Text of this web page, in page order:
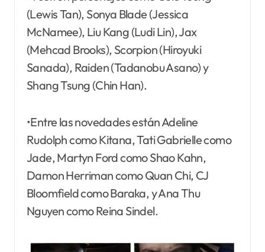
(Lewis Tan), Sonya Blade (Jessica
McNamee), Liu Kang (Ludi Lin), Jax
(Mehcad Brooks), Scorpion (Hiroyuki
Sanada), Raiden (Tadanobu Asano) y
Shang Tsung (Chin Han).
•Entre las novedades están Adeline
Rudolph como Kitana, Tati Gabrielle como
Jade, Martyn Ford como Shao Kahn,
Damon Herriman como Quan Chi, CJ
Bloomfield como Baraka, y Ana Thu
Nguyen como Reina Sindel.